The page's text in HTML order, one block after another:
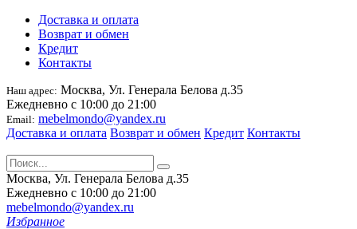
Доставка и оплата
Возврат и обмен
Кредит
Контакты
Наш адрес: Москва, Ул. Генерала Белова д.35
Ежедневно с 10:00 до 21:00
Email: mebelmondo@yandex.ru
Доставка и оплата Возврат и обмен Кредит Контакты
Москва, Ул. Генерала Белова д.35
Ежедневно с 10:00 до 21:00
mebelmondo@yandex.ru
Избранное